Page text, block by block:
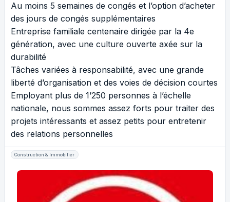
Au moins 5 semaines de congés et l’option d’acheter
des jours de congés supplémentaires
Entreprise familiale centenaire dirigée par la 4e
génération, avec une culture ouverte axée sur la
durabilité
Tâches variées à responsabilité, avec une grande
liberté d’organisation et des voies de décision courtes
Employant plus de 1’250 personnes à l’échelle
nationale, nous sommes assez forts pour traiter des
projets intéressants et assez petits pour entretenir
des relations personnelles
Construction & Immobilier